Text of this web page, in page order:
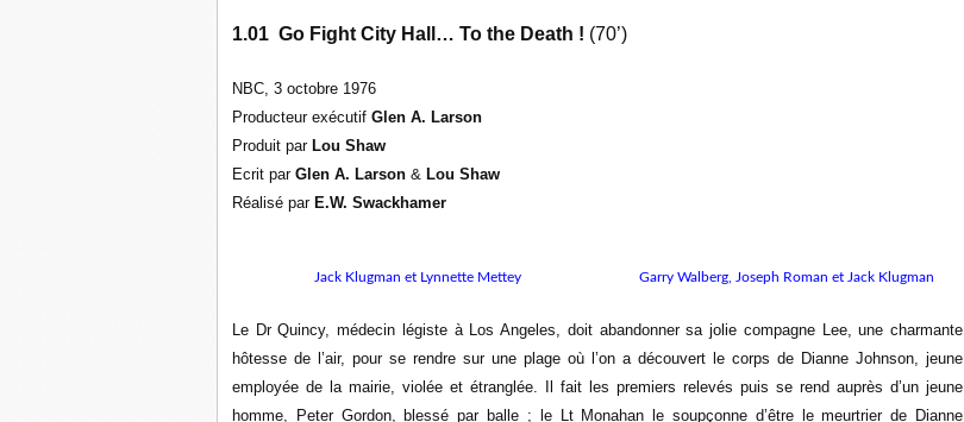
1.01 Go Fight City Hall… To the Death ! (70’)
NBC, 3 octobre 1976
Producteur exécutif Glen A. Larson
Produit par Lou Shaw
Ecrit par Glen A. Larson & Lou Shaw
Réalisé par E.W. Swackhamer
Jack Klugman et Lynnette Mettey Garry Walberg, Joseph Roman et Jack Klugman
Le Dr Quincy, médecin légiste à Los Angeles, doit abandonner sa jolie compagne Lee, une charmante
hôtesse de l’air, pour se rendre sur une plage où l’on a découvert le corps de Dianne Johnson, jeune
employée de la mairie, violée et étranglée. Il fait les premiers relevés puis se rend auprès d’un jeune
homme, Peter Gordon, blessé par balle ; le Lt Monahan le soupçonne d’être le meurtrier de Dianne